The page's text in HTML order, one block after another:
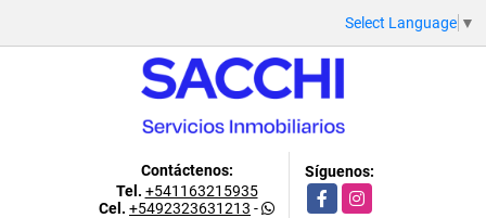
Select Language ▼
Contáctenos:
Tel. +541163215935
Cel. +5492323631213 -
Síguenos:
FacebookInstagram